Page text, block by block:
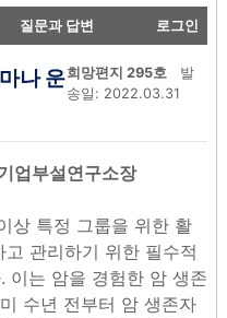
질문과 답변 로그인
나 운희망편지 295호발
송일: 2022.03.31
업부설연구소장
상 특정 그룹을 위한 활
관리하기 위한 필수적
이는 암을 경험한 암 생존
수년 전부터 암 생존자